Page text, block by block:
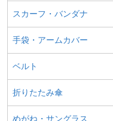
スカーフ・バンダナ
手袋・アームカバー
ベルト
折りたたみ傘
めがね・サングラス